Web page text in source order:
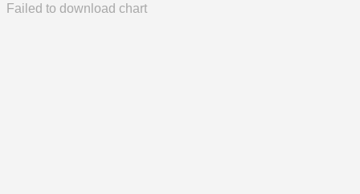
Failed to download chart